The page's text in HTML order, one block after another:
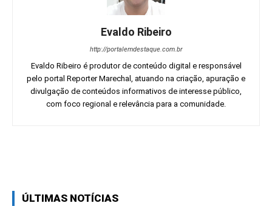
Evaldo Ribeiro
http://portalemdestaque.com.br
Evaldo Ribeiro é produtor de conteúdo digital e responsável
pelo portal Reporter Marechal, atuando na criação, apuração e
divulgação de conteúdos informativos de interesse público,
com foco regional e relevância para a comunidade.
ÚLTIMAS NOTÍCIAS